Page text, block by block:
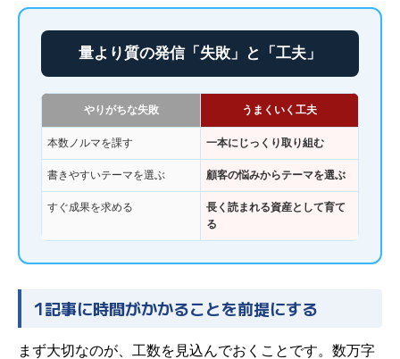
量より質の発信「失敗」と「工夫」
やりがちな失敗 うまくいく工夫
本数ノルマを課す 一本にじっくり取り組む
書きやすいテーマを選ぶ 顧客の悩みからテーマを選ぶ
すぐ成果を求める
長く読まれる資産として育て
る
1記事に時間がかかることを前提にする
まず大切なのが、工数を見込んでおくことです。数万字